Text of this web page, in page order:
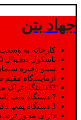
جهاد بتن
کارخانه به وسعت 20000 متر مربع
باسکول دیجیتال 60 تنی استاندارد
سیلو ذخیره سیمان به
ازمایشگاه مقیم
33دستگاه تراک میکسر
7 دستگاه پمپ ثابت
3 دستگاه پمپ دکل 36-42-52 متری
دارای مجوز تردد